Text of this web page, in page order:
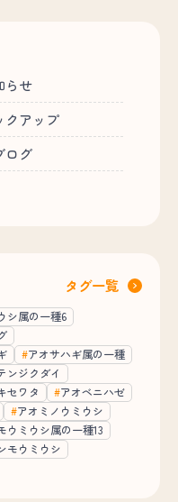
らせ
クアップ
ログ
タグ一覧
シ属の一種6
アオサハギ属の一種
ンジクダイ
セワタ
アオベニハゼ
アオミノウミウシ
ウミウシ属の一種13
モウミウシ